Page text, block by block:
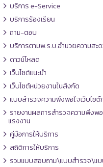
บริการ e-Service
บริการร้องเรียน
ถาม-ตอบ
บริการตามพ.ร.บ.อำนวยความสะ
ดาวน์โหลด
เว็บไซต์แนะนำ
เว็บไซต์หน่วยงานในสังกัด
แบบสำรวจความพึงพอใจเว็บไซต์
รายงานผลการสำรวจความพึงพ
แรงงาน
คู่มือการให้บริการ
สถิติการให้บริการ
รวมแบบสอบถาม\แบบสำรวจ\แบ